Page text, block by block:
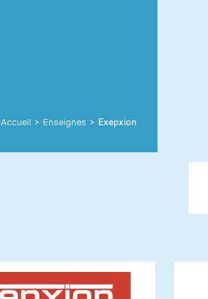
Accueil > Enseignes > Exepxion